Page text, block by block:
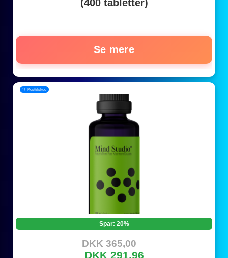
(400 tabletter)
Se mere
📂 Kosttilskud
Spar: 20%
DKK 365,00
DKK 291,96